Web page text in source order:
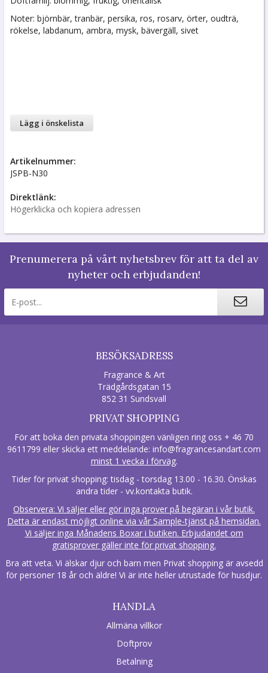
Noter: björnbär, tranbär, persika, ros, rosarv, örter, oudträ,
rökelse, labdanum, ambra, mysk, bävergäll, sivet
Lägg i önskelista
Artikelnummer:
JSPB-N30
Direktlänk:
Högerklicka och kopiera adressen
Prenumerera på vårt nyhetsbrev för att ta del av
nyheter och erbjudanden!
BESÖKSADRESS
Fragrance & Art
Trädgårdsgatan 15
852 31 Sundsvall
PRIVAT SHOPPING
För att boka den privata shoppingen vänligen ring oss + 46 70
9611799 eller skicka ett meddelande: info@fragrancesandart.com
minst 1 vecka i förväg.
Tider för privat shopping: tisdag - torsdag 13.00 - 16.30. Önskas
andra tider - vv.kontakta butik.
Observera: Vi säljer eller gör inga prover på begäran i vår butik.
Detta är endast möjligt online via vår Sample-tjänst på hemsidan.
Vi säljer inga Månadens Boxar i butiken. Erbjudandet om
gratisprover gäller inte för privat shopping.
Bra att veta. Vi älskar djur och barn men Privat shopping är avsedd
för personer 18 år och äldre! Vi är inte heller utrustade för husdjur.
HANDLA
Allmäna villkor
Doftprov
Betalning